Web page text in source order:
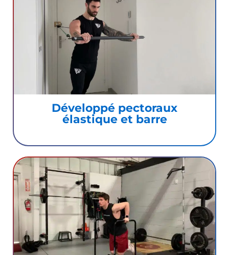
Développé pectoraux
élastique et barre